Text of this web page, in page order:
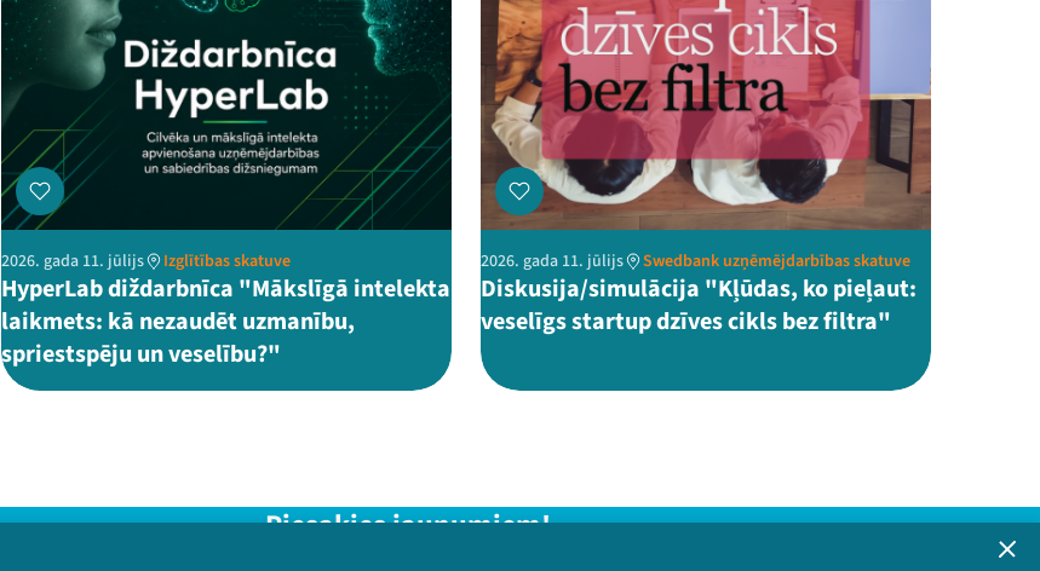
2026. gada 11. jūlijs Izglītības skatuve
HyperLab diždarbnīca "Mākslīgā intelekta
laikmets: kā nezaudēt uzmanību,
spriestspēju un veselību?"
2026. gada 11. jūlijs Swedbank uzņēmējdarbības skatuve
Diskusija/simulācija "Kļūdas, ko pieļaut:
veselīgs startup dzīves cikls bez filtra"
Piesakies jaunumiem!